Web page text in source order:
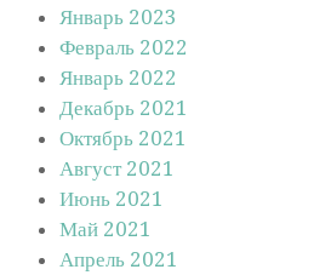
Январь 2023
Февраль 2022
Январь 2022
Декабрь 2021
Октябрь 2021
Август 2021
Июнь 2021
Май 2021
Апрель 2021